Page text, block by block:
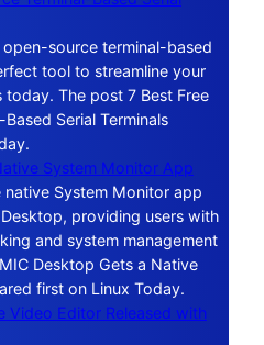
source terminal-based
tool to streamline your
today. The post 7 Best Free
Serial Terminals
System Monitor App
System Monitor app
providing users with
and system management
Desktop Gets a Native
first on Linux Today.
Video Editor Released with